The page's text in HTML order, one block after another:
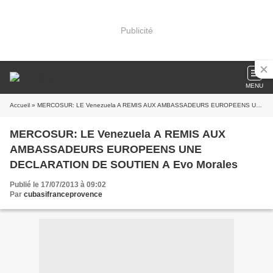
Publicité
MENU
Accueil » MERCOSUR: LE Venezuela A REMIS AUX AMBASSADEURS EUROPEENS UNE DECLARATION DE SOUTIEN A Evo Morales
MERCOSUR: LE Venezuela A REMIS AUX
AMBASSADEURS EUROPEENS UNE
DECLARATION DE SOUTIEN A Evo Morales
Publié le 17/07/2013 à 09:02
Par cubasifranceprovence